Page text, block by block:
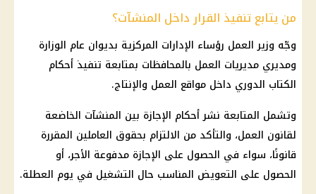
من يتابع تنفيذ القرار داخل المنشآت؟
وجّه وزير العمل رؤساء الإدارات المركزية بديوان عام الوزارة
ومديري مديريات العمل بالمحافظات بمتابعة تنفيذ أحكام
الكتاب الدوري داخل مواقع العمل والإنتاج.
وتشمل المتابعة نشر أحكام الإجازة بين المنشآت الخاضعة
لقانون العمل، والتأكد من الالتزام بحقوق العاملين المقررة
قانونًا، سواء في الحصول على الإجازة مدفوعة الأجر، أو
الحصول على التعويض المناسب حال التشغيل في يوم العطلة.